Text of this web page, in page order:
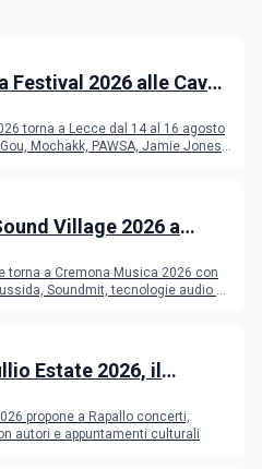
Festival 2026 alle Cave
torna a Lecce dal 14 al 16 agosto
Mochakk, PAWSA, Jamie Jones
Village 2026 a
Contest, il programma
torna a Cremona Musica 2026 con
Soundmit, tecnologie audio e
Estate 2026, il
propone a Rapallo concerti,
autori e appuntamenti culturali